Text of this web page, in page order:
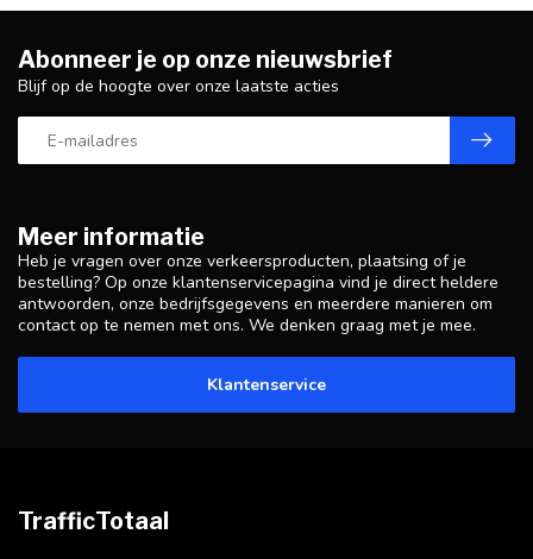
Meer informatie
Heb je vragen over onze verkeersproducten, plaatsing of je
bestelling? Op onze klantenservicepagina vind je direct heldere
antwoorden, onze bedrijfsgegevens en meerdere manieren om
contact op te nemen met ons. We denken graag met je mee.
Klantenservice
Abonneer je op onze nieuwsbrief
Blijf op de hoogte over onze laatste acties
TrafficTotaal